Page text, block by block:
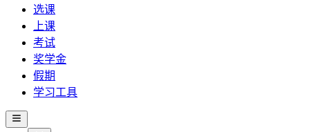
选课
上课
考试
奖学金
假期
学习工具